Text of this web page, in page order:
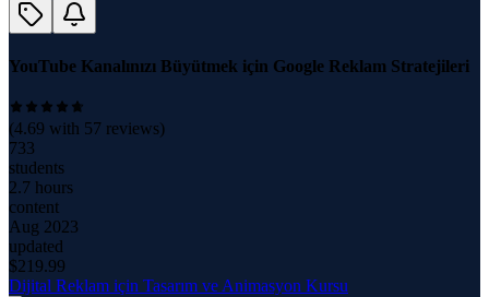
YouTube Kanalınızı Büyütmek için Google Reklam Stratejileri
(4.69 with 57 reviews)
733
students
2.7 hours
content
Aug 2023
updated
$219.99
Dijital Reklam için Tasarım ve Animasyon Kursu